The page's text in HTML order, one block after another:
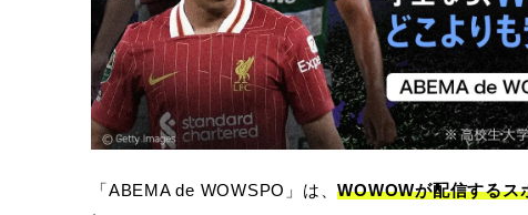
「ABEMA de WOWSPO」は、WOWOWが配信するス